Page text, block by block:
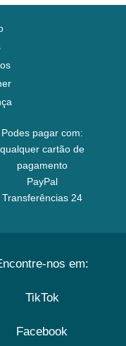
Podes pagar com:
qualquer cartão de
pagamento
PayPal
Transferências 24
nos em:
TikTok
Facebook